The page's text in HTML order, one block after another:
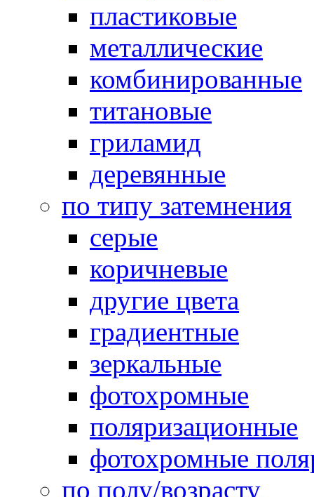
пластиковые
металлические
комбинированные
титановые
гриламид
деревянные
по типу затемнения
серые
коричневые
другие цвета
градиентные
зеркальные
фотохромные
поляризационные
фотохромные
по полу/возрасту